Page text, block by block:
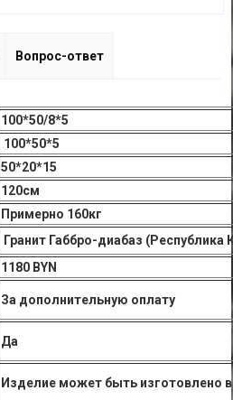
Вопрос-ответ
100*50/8*5
100*50*5
50*20*15
120см
Примерно 160кг
Гранит Габбро-диабаз (Республика
1180 BYN
За дополнительную оплату
Да
Изделие может быть изготовлено